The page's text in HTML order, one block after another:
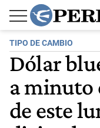
TIPO DE CAMBIO
Dólar
a minuto
de este